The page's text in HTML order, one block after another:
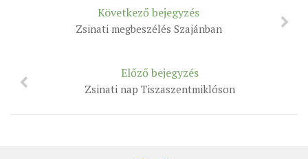
PASZTORÁLSZOCIOLÓGIAI FELMÉRÉS
KISKORÚAK VÉDELME
MEGKÖZELÍTÉSBEN
Következő bejegyzés
Zsinati megbeszélés Szajánban
Előző bejegyzés
Zsinati nap Tiszaszentmiklóson